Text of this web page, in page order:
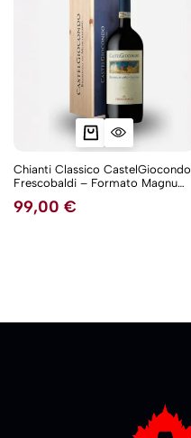
Chianti Classico CastelGiocondo
Frescobaldi – Formato Magnum
99,00 €
5NEW